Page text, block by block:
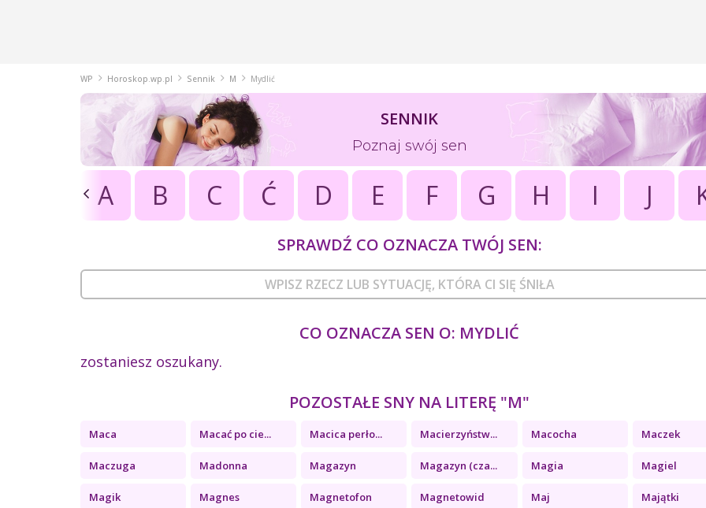
WP Horoskop.wp.pl Sennik M Mydlić
SENNIK
Poznaj swój sen
A B C Ć D E F G H I J
SPRAWDŹ CO OZNACZA TWÓJ SEN:
CO OZNACZA SEN O: MYDLIĆ
zostaniesz oszukany.
POZOSTAŁE SNY NA LITERĘ "M"
Maca Macać po cie... Macica perło... Macierzyństw... Macocha Maczek
Maczuga Madonna Magazyn Magazyn (cza... Magia Magiel
Magik Magnes Magnetofon Magnetowid Maj Majątki